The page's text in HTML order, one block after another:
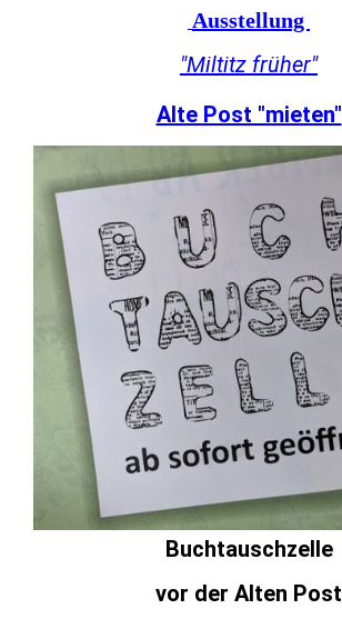
Ausstellung
"Miltitz früher"
Alte Post "mieten"
Buchtauschzelle
vor der Alten Post